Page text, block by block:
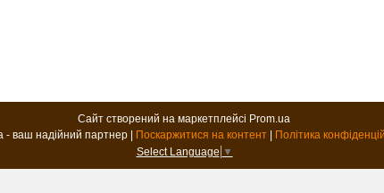
Сайт створений на маркетплейсі Prom.ua
Поскаржитися на контент
Політика
Select Language ▼